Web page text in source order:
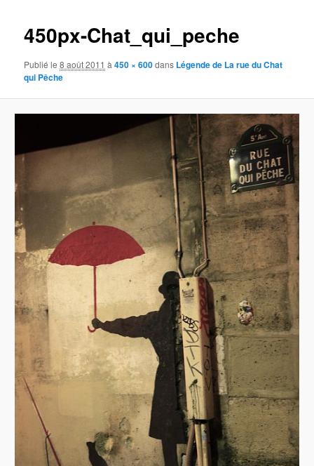
450px-Chat_qui_peche
Publié le8 août 2011 à450 × 600dans Légende de La rue du Chat
qui Pêche